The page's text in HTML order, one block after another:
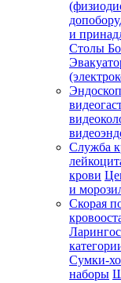
и
Столы
Служба
крови
и
Скорая
Сумки-
наборы